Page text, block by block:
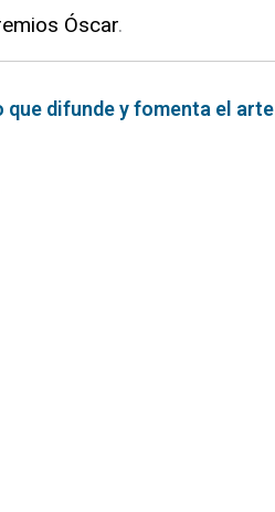
Óscar.
difunde y fomenta el arte